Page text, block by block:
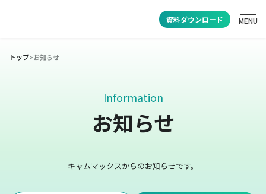
資料ダウンロード MENU
トップ>お知らせ
Information
お知らせ
キャムマックスからのお知らせです。